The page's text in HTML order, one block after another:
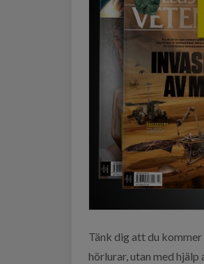
Tänk dig att du
hörlurar, utan med